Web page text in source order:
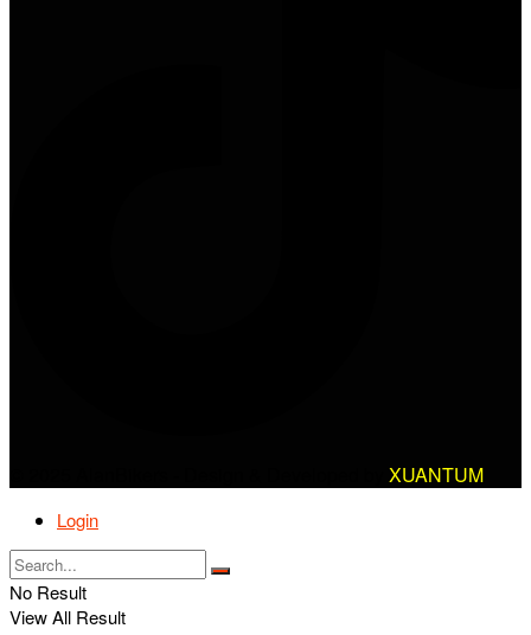
XUANTUM
Login
No Result
View All Result